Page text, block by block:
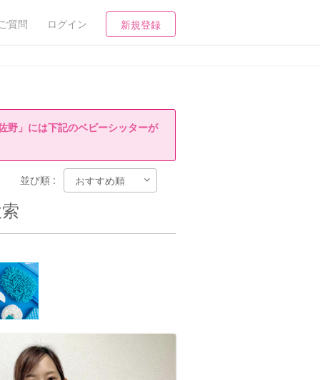
質問 ログイン 新規登録
野」には下記のベビーシッターが
並び順 :